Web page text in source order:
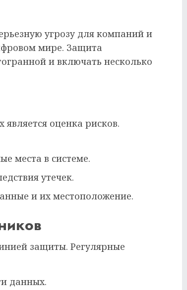
угрозу для компаний и
мире. Защита
и включать несколько
оценка рисков.
места в системе.
утечек.
и их местоположение.
защиты. Регулярные
данных.